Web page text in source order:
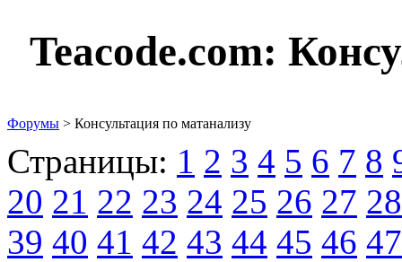
Teacode.com:
Форумы > Консультация по матанализу
Страницы: 1 2 3 4 5 6 7 8
20 21 22 23 24 25 26 27 28
39 40 41 42 43 44 45 46 47